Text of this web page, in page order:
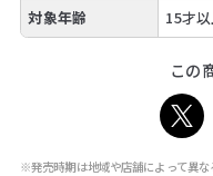
対象年齢
15才
この
※発売時期は地域や店舗によって異な